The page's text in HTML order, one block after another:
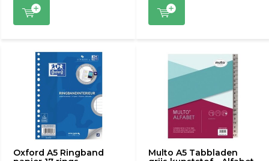
Oxford A5 Ringband
Multo A5 Tabbladen